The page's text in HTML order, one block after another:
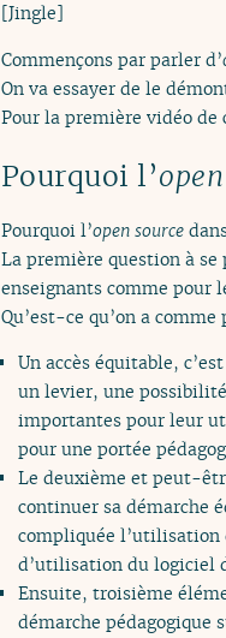
[Jingle]
Commençons par parler d’
On va essayer de le
Pour la première vidéo
Pourquoi l’
Pourquoi l’open source
La première question à
enseignants comme pour
Qu’est-ce qu’on a
Un accès équitable,
un levier, une
importantes pour leur
pour une portée
Le deuxième et peut-
continuer sa démarche
compliquée l’utilisation
d’utilisation du logiciel
Ensuite, troisième
démarche